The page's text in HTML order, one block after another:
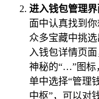
进入钱包管理界
面中认真找到
众多宝藏中挑
入钱包详情页
神秘的“…”图标
单中选择“管理
中枢”，可以对